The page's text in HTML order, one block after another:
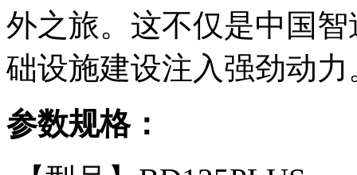
外之旅。这不仅是中国
础设施建设注入强劲动力
参数规格：